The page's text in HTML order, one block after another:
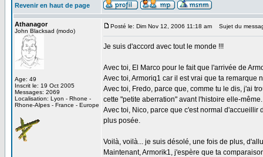
Revenir en haut de page
Athanagor
John Blacksad (modo)
Age: 49
Inscrit le: 19 Oct 2005
Messages: 2069
Localisation: Lyon - Rhone -
Rhone-Alpes - France - Europe
Posté le: Dim Nov 12, 2006 11:18 am Sujet du
Je suis d'accord avec tout le monde !!!
Avec toi, El Marco pour le fait que l'arrivée de
Avec toi, Armoriq1 car il est vrai que ta remarque
Avec toi, Fredo, parce que, comme tu le dis, j'ai
cette "petite aberration" avant l'histoire elle-même.
Avec toi, Nico, parce que c'est normal
plus posée.
Voilà, voilà... je suis désolé, une fois de plus,
Maintenant, Armorik1, j'espère que ta